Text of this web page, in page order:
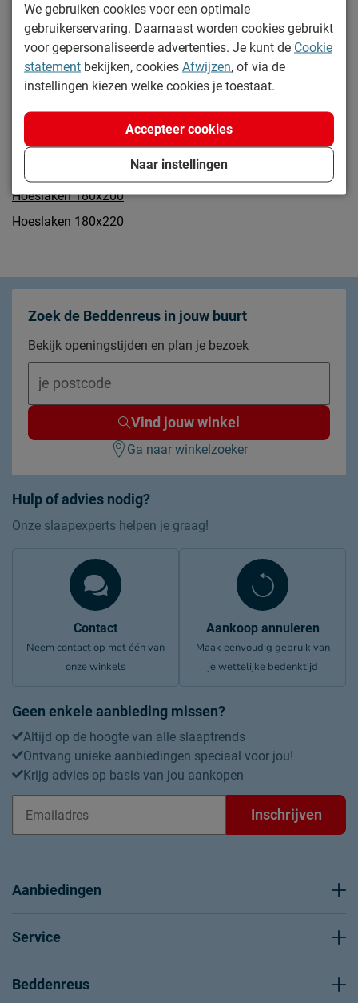
van 2 resultaten
Gerelateerde pagina's
Hoeslaken 140x200
Hoeslaken 180x200
Hoeslaken 180x220
Hulp of advies nodig?
Onze slaapexperts helpen je graag!
Contact
Neem contact op met één van
onze winkels
Aankoop annuleren
Maak eenvoudig gebruik van
je wettelijke bedenktijd
Geen enkele aanbieding missen?
Altijd op de hoogte van alle slaaptrends
Ontvang unieke aanbiedingen speciaal voor jou!
Krijg advies op basis van jou aankopen
Inschrijven
Zoek de Beddenreus in jouw buurt
Bekijk openingstijden en plan je bezoek
Vind jouw winkel
Ga naar winkelzoeker
Aanbiedingen
Service
Beddenreus
We gebruiken cookies voor een optimale
gebruikerservaring. Daarnaast worden cookies gebruikt
voor gepersonaliseerde advertenties. Je kunt de Cookie
statement bekijken, cookies Afwijzen, of via de
instellingen kiezen welke cookies je toestaat.
Naar instellingen
Accepteer cookies